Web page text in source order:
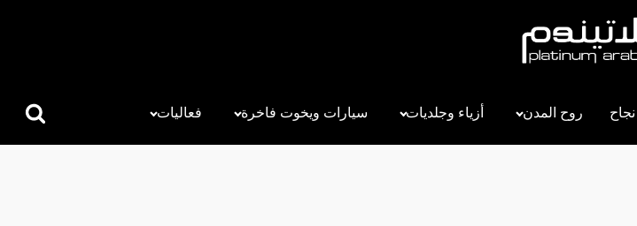
روح المدن أزياء وجلديات سيارات ويخوت فاخرة فعاليات
البحث
عن: